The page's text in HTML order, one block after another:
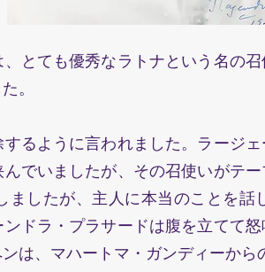
とても優秀なラトナという名の召
。
るように言われました。ラージ
でいましたが、その召使いがテ
したが、主人に本当のことを話
ドラ・プラサードは腹を立てて
は、マハートマ・ガンディーから